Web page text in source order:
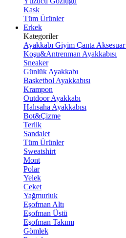
Kask
Tüm Ürünler
Erkek
Kategoriler
Ayakkabı Giyim Çanta Aksesuar
Koşu&Antrenman Ayakkabısı
Sneaker
Günlük Ayakkabı
Basketbol Ayakkabısı
Krampon
Outdoor Ayakkabı
Halısaha Ayakkabısı
Bot&Çizme
Terlik
Sandalet
Tüm Ürünler
Sweatshirt
Mont
Polar
Yelek
Ceket
Yağmurluk
Eşofman Altı
Eşofman Üstü
Eşofman Takımı
Gömlek